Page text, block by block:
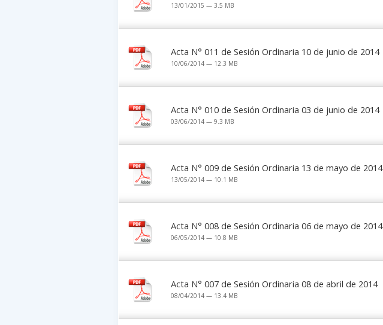
13/01/2015 — 3.5 MB
Acta N° 011 de Sesión Ordinaria 10 de junio de 2014
10/06/2014 — 12.3 MB
Acta N° 010 de Sesión Ordinaria 03 de junio de 2014
03/06/2014 — 9.3 MB
Acta N° 009 de Sesión Ordinaria 13 de mayo de 2014
13/05/2014 — 10.1 MB
Acta N° 008 de Sesión Ordinaria 06 de mayo de 2014
06/05/2014 — 10.8 MB
Acta N° 007 de Sesión Ordinaria 08 de abril de 2014
08/04/2014 — 13.4 MB